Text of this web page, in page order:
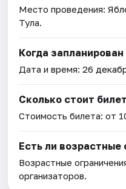
Место проведения:
Тула.
Когда
Дата и время:26
Сколько стоит
Стоимость билета: от
Есть ли возрастные
Возрастные
организаторов.